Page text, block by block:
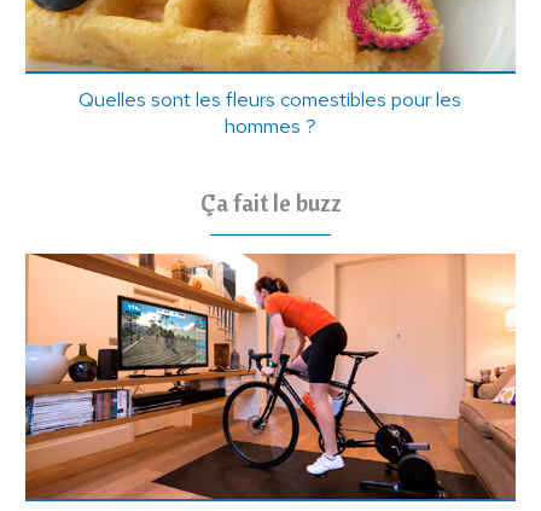
Quelles sont les fleurs comestibles pour les
hommes ?
Ça fait le buzz